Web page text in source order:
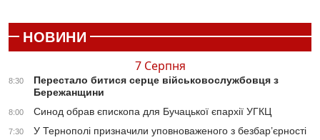
НОВИНИ
7 Серпня
8:30
Перестало битися серце військовослужбовця з
Бережанщини
8:00 Синод обрав єпископа для Бучацької єпархії УГКЦ
7:30 У Тернополі призначили уповноваженого з безбар’єрності